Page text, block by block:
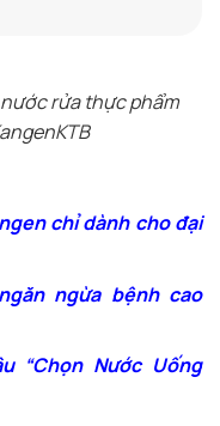
rửa thực phẩm
chỉ dành cho đại
ngừa bệnh cao
“Chọn Nước Uống